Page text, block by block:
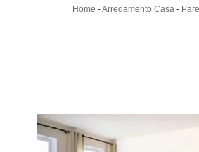
Home -Arredamento Casa-